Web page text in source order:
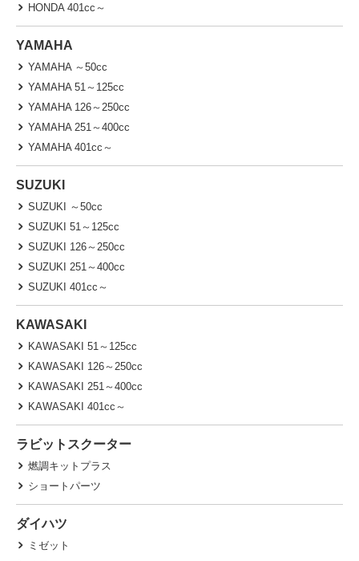
HONDA 401cc～
YAMAHA
YAMAHA ～50cc
YAMAHA 51～125cc
YAMAHA 126～250cc
YAMAHA 251～400cc
YAMAHA 401cc～
SUZUKI
SUZUKI ～50cc
SUZUKI 51～125cc
SUZUKI 126～250cc
SUZUKI 251～400cc
SUZUKI 401cc～
KAWASAKI
KAWASAKI 51～125cc
KAWASAKI 126～250cc
KAWASAKI 251～400cc
KAWASAKI 401cc～
ラビットスクーター
燃調キットプラス
ショートパーツ
ダイハツ
ミゼット